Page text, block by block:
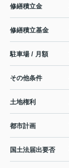
修繕積立金
修繕積立基金
駐車場 / 月額
その他条件
土地権利
都市計画
国土法届出要否